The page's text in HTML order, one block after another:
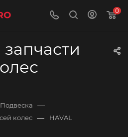
0
Подвеска —
колес — HAVAL